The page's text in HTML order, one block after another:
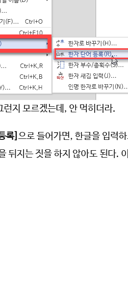
런지 모르겠는데, 안 먹히더라.
록] 으로 들어가면, 한글을 입력
뒤지는 짓을 하지 않아도 된다.